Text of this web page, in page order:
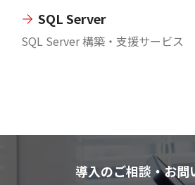
SQL Server
SQL Server 構築・支援サービス
導入のご相談・お問